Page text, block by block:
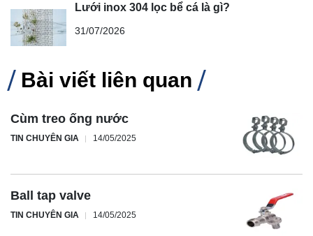
Lưới inox 304 lọc bể cá là gì?
31/07/2026
Bài viết liên quan
Cùm treo ống nước
TIN CHUYÊN GIA 14/05/2025
Ball tap valve
TIN CHUYÊN GIA 14/05/2025